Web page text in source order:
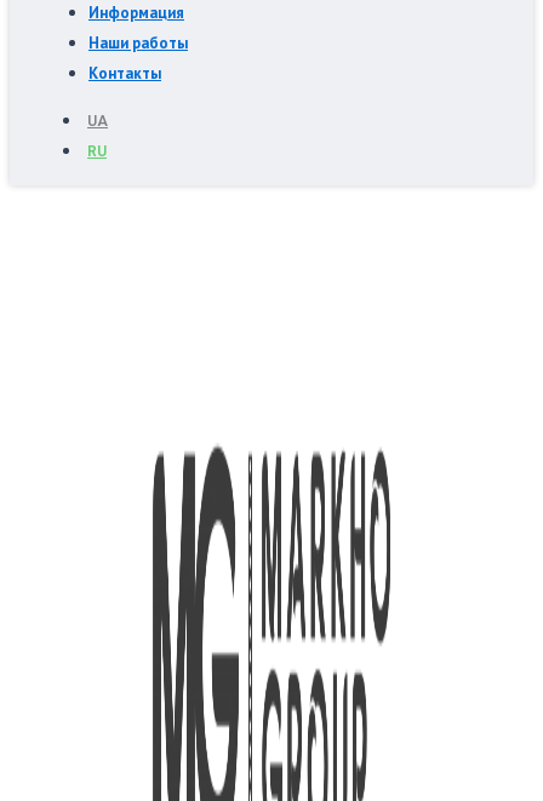
Информация
Наши работы
Контакты
UA
RU